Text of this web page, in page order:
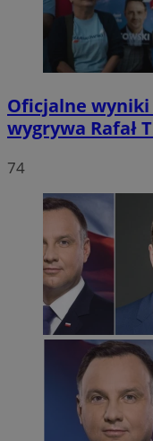
Oficjalne wyniki
wygrywa Rafał
74